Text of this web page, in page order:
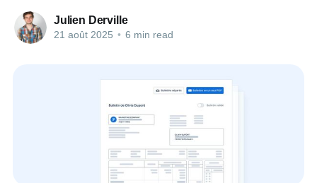
Julien Derville
21 août 2025 • 6 min read